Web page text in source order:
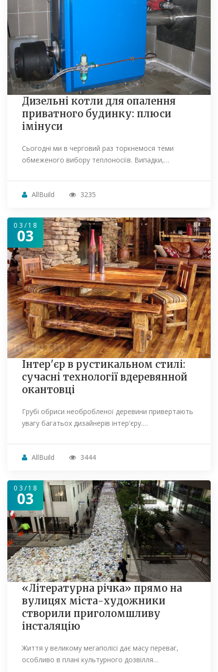
Дизельні котли для опалення
приватного будинку: плюси
імінуси
Сьогодні ми в черговий раз торкнемося теми
обмеженого вибору теплоносіїв. Випадки,…
AllBuild 3235
03/18
03
Інтер'єр в рустикальном стилі:
сучасні технології вдеревянной
окантовці
Грубі обриси необробленої деревини привертають
увагу багатьох дизайнерів інтер'єру.…
AllBuild 3444
03/18
03
«Літературна річка» прямо на
вулицях міста-художники
створили приголомшливу
інсталяцію
Життя у великому мегаполісі дає масу переваг,
особливо в плані культурного дозвілля…